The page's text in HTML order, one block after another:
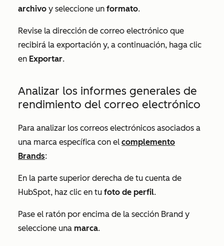
archivo y seleccione un formato.
Revise la dirección de correo electrónico que
recibirá la exportación y, a continuación, haga clic
en Exportar.
Analizar los informes generales de
rendimiento del correo electrónico
Para analizar los correos electrónicos asociados a
una marca específica con el complemento
Brands:
En la parte superior derecha de tu cuenta de
HubSpot, haz clic en tu foto de perfil.
Pase el ratón por encima de la sección Brand y
seleccione una marca.